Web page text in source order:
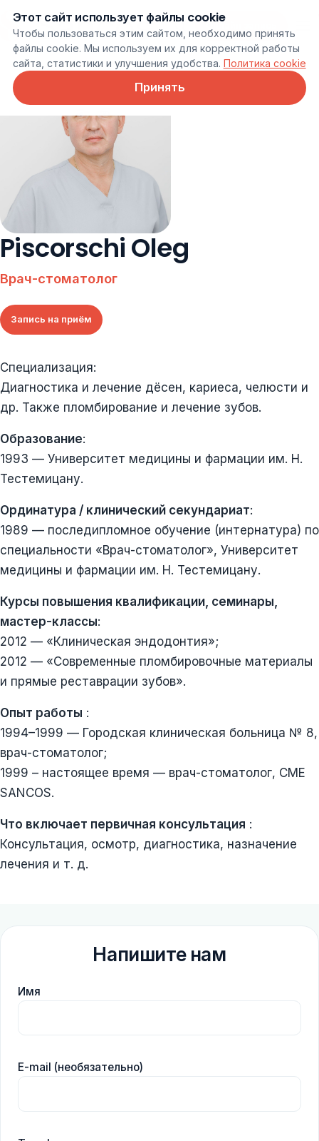
Онлайн запись
Piscorschi Oleg
Врач-стоматолог
Запись на приём
Специализация:
Диагностика и лечение дёсен, кариеса, челюсти и
др. Также пломбирование и лечение зубов.
Образование:
1993 — Университет медицины и фармации им. Н.
Тестемицану.
Ординатура / клинический секундариат:
1989 — последипломное обучение (интернатура) по
специальности «Врач-стоматолог», Университет
медицины и фармации им. Н. Тестемицану.
Курсы повышения квалификации, семинары,
мастер-классы:
2012 — «Клиническая эндодонтия»;
2012 — «Современные пломбировочные материалы
и прямые реставрации зубов».
Опыт работы :
1994–1999 — Городская клиническая больница № 8,
врач-стоматолог;
1999 – настоящее время — врач-стоматолог, CME
SANCOS.
Что включает первичная консультация :
Консультация, осмотр, диагностика, назначение
лечения и т. д.
Напишите нам
Имя
E-mail (необязательно)
Этот сайт использует файлы cookie
Чтобы пользоваться этим сайтом, необходимо принять
файлы cookie. Мы используем их для корректной работы
сайта, статистики и улучшения удобства. Политика cookie
Принять